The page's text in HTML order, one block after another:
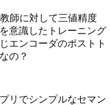
師に対して三値精度
意識したトレーニング
エンコーダのポストト
の？
リでシンプルなセマン